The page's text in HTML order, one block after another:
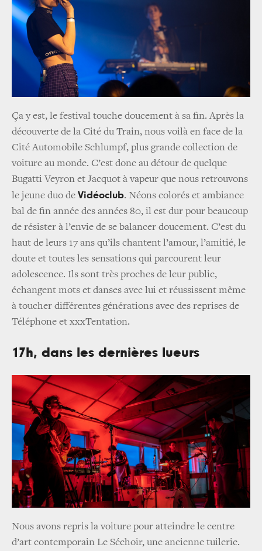
Ça y est, le festival touche doucement à sa fin. Après la
découverte de la Cité du Train, nous voilà en face de la
Cité Automobile Schlumpf, plus grande collection de
voiture au monde. C’est donc au détour de quelque
Bugatti Veyron et Jacquot à vapeur que nous retrouvons
le jeune duo de Vidéoclub. Néons colorés et ambiance
bal de fin année des années 80, il est dur pour beaucoup
de résister à l’envie de se balancer doucement. C’est du
haut de leurs 17 ans qu’ils chantent l’amour, l’amitié, le
doute et toutes les sensations qui parcourent leur
adolescence. Ils sont très proches de leur public,
échangent mots et danses avec lui et réussissent même
à toucher différentes générations avec des reprises de
Téléphone et xxxTentation.
17h, dans les dernières lueurs
Nous avons repris la voiture pour atteindre le centre
d’art contemporain Le Séchoir, une ancienne tuilerie.